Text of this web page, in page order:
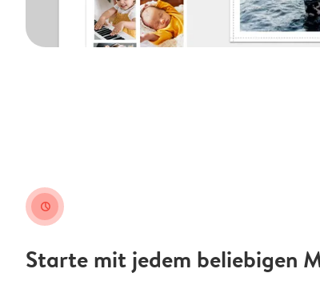
clock
Starte mit jedem beliebigen